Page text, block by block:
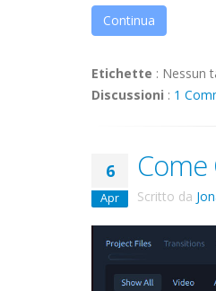
Continua
Etichette : Nessun
Discussioni : 1
6
Apr Scritto da